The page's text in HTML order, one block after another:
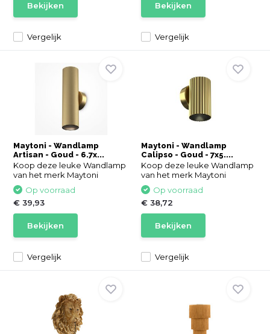
Vergelijk
Bekijken
Vergelijk
Bekijken
Maytoni - Wandlamp
Artisan - Goud - 6.7x...
Koop deze leuke Wandlamp
van het merk Maytoni
Vergelijk
Op voorraad
€ 39,93
Bekijken
Maytoni - Wandlamp
Calipso - Goud - 7x5....
Koop deze leuke Wandlamp
van het merk Maytoni
Vergelijk
Op voorraad
€ 38,72
Bekijken